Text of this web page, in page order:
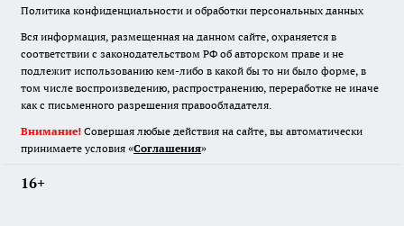
Политика конфиденциальности и обработки персональных данных
Вся информация, размещенная на данном сайте, охраняется в
соответствии с законодательством РФ об авторском праве и не
подлежит использованию кем-либо в какой бы то ни было форме, в
том числе воспроизведению, распространению, переработке не иначе
как с письменного разрешения правообладателя.
Внимание! Совершая любые действия на сайте, вы автоматически
принимаете условия «Cоглашения»
16+